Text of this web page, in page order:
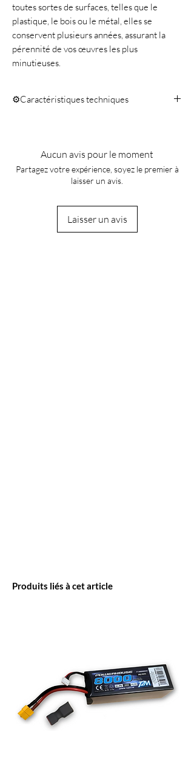
toutes sortes de surfaces, telles que le
plastique, le bois ou le métal, elles se
conservent plusieurs années, assurant la
pérennité de vos œuvres les plus
minutieuses.
⚙️Caractéristiques techniques
Aucun avis pour le moment
Partagez votre expérience, soyez le premier à
laisser un avis.
Laisser un avis
Produits liés à cet article